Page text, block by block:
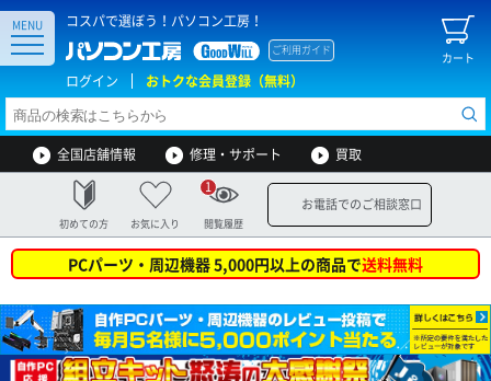
コスパで選ぼう！パソコン工房！
カート
ご利用ガイド
ログイン おトクな会員登録（無料）
MENU
全国店舗情報 修理・サポート 買取
初めての方 お気に入り 閲覧履歴
1
お電話でのご相談窓口
PCパーツ・周辺機器 5,000円以上の商品で送料無料